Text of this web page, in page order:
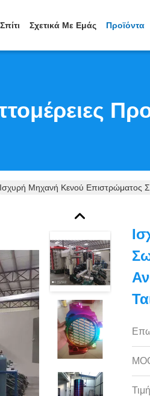
Σπίτι Σχετικά Με Εμάς Προϊόντα
Ισχυρή Μηχανή Κενού Επιστρώματος